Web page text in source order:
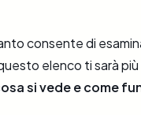
consente di
elenco ti sarà
si vede e come